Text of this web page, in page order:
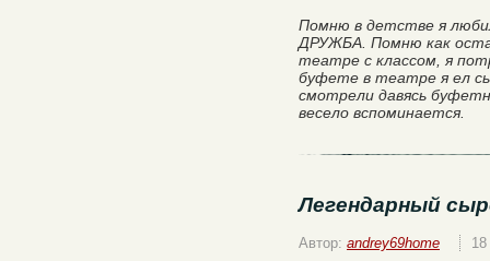
Помню в детстве я
ДРУЖБА. Помню как
театре с классом, я
буфете в театре я ел
смотрели давясь
весело вспоминается.
Легендарный
Автор: andrey69home